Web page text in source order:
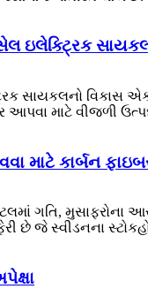
ઇલેક્ટ્રિક
સાયકલનો
આપવા માટે વીજળી
માટે કાર્બન
ગતિ,
જે સ્વીડનના